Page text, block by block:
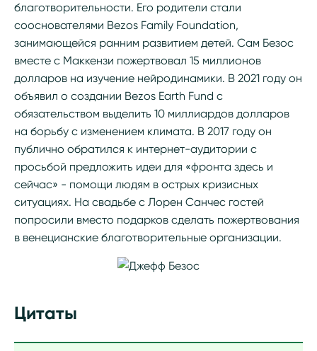
благотворительности. Его родители стали
сооснователями Bezos Family Foundation,
занимающейся ранним развитием детей. Сам Безос
вместе с Маккензи пожертвовал 15 миллионов
долларов на изучение нейродинамики. В 2021 году он
объявил о создании Bezos Earth Fund с
обязательством выделить 10 миллиардов долларов
на борьбу с изменением климата. В 2017 году он
публично обратился к интернет-аудитории с
просьбой предложить идеи для «фронта здесь и
сейчас» - помощи людям в острых кризисных
ситуациях. На свадьбе с Лорен Санчес гостей
попросили вместо подарков сделать пожертвования
в венецианские благотворительные организации.
Цитаты